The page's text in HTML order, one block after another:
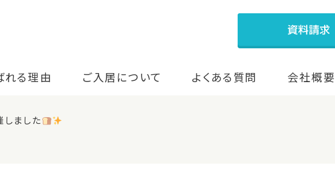
れる理由 ご入居について よくある質問 会社概要
ました